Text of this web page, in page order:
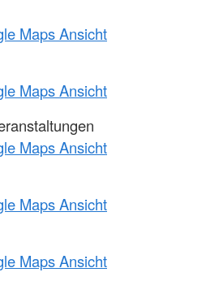
Maps Ansicht
Maps Ansicht
Maps Ansicht
Maps Ansicht
Maps Ansicht